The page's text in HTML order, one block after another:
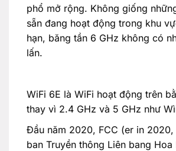
phổ mở rộng. Không giống
sẵn đang hoạt động trong khu
hạn, băng tần 6 GHz không có
lấn.
WiFi 6E là WiFi hoạt động trên
thay vì 2.4 GHz và 5 GHz như
Đầu năm 2020, FCC (er in 2020,
ban Truyền thông Liên bang